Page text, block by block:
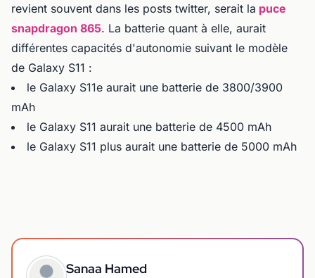
revient souvent dans les posts twitter, serait la puce
snapdragon 865. La batterie quant à elle, aurait
différentes capacités d'autonomie suivant le modèle
de Galaxy S11 :
le Galaxy S11e aurait une batterie de 3800/3900
mAh
le Galaxy S11 aurait une batterie de 4500 mAh
le Galaxy S11 plus aurait une batterie de 5000 mAh
Sanaa Hamed